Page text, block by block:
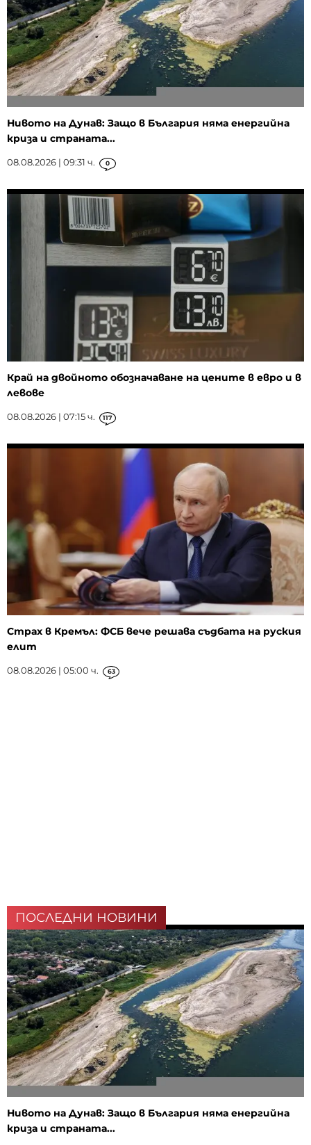
Нивото на Дунав: Защо в България няма енергийна
криза и страната...
08.08.2026 | 09:31 ч. 0
Край на двойното обозначаване на цените в евро и в
левове
08.08.2026 | 07:15 ч. 117
Страх в Кремъл: ФСБ вече решава съдбата на руския
елит
08.08.2026 | 05:00 ч. 63
ПОСЛЕДНИ НОВИНИ
Нивото на Дунав: Защо в България няма енергийна
криза и страната...